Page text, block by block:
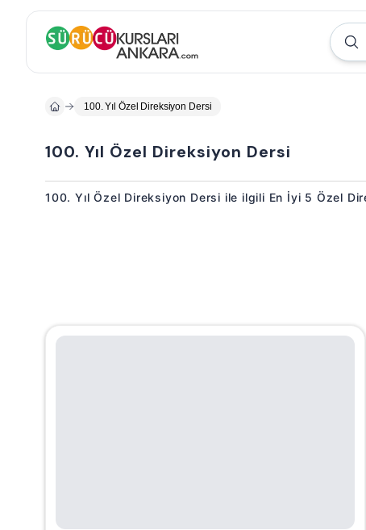
100. Yıl Özel Direksiyon Dersi
100. Yıl Özel Direksiyon Dersi
100. Yıl Özel Direksiyon Dersi ile ilgili En İyi 5 Özel